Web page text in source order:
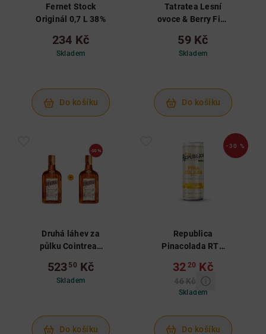
Fernet Stock
Originál 0,7 L 38%
234 Kč
Skladem
Do košíku
Tatratea Lesní
ovoce & Berry Fizz
59 Kč
Skladem
Do košíku
Druhá láhev za
půlku Cointreau
523 50 Kč
Skladem
Do košíku
-30 %
Republica
Pinacolada RTD
32 20 Kč
46 Kč
Skladem
Do košíku